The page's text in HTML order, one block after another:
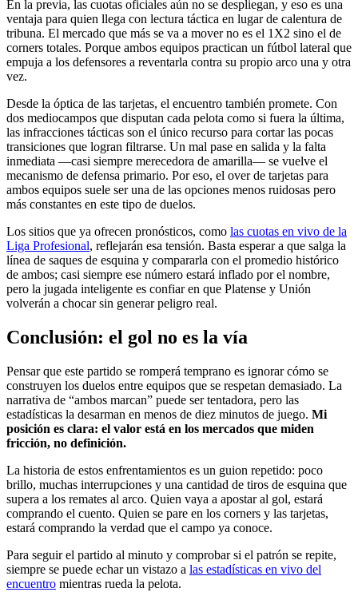
En la previa, las cuotas oficiales aún no se despliegan, y eso es una
ventaja para quien llega con lectura táctica en lugar de calentura de
tribuna. El mercado que más se va a mover no es el 1X2 sino el de
corners totales. Porque ambos equipos practican un fútbol lateral que
empuja a los defensores a reventarla contra su propio arco una y otra
vez.
Desde la óptica de las tarjetas, el encuentro también promete. Con
dos mediocampos que disputan cada pelota como si fuera la última,
las infracciones tácticas son el único recurso para cortar las pocas
transiciones que logran filtrarse. Un mal pase en salida y la falta
inmediata —casi siempre merecedora de amarilla— se vuelve el
mecanismo de defensa primario. Por eso, el over de tarjetas para
ambos equipos suele ser una de las opciones menos ruidosas pero
más constantes en este tipo de duelos.
Los sitios que ya ofrecen pronósticos, como las cuotas en vivo de la
Liga Profesional, reflejarán esa tensión. Basta esperar a que salga la
línea de saques de esquina y compararla con el promedio histórico
de ambos; casi siempre ese número estará inflado por el nombre,
pero la jugada inteligente es confiar en que Platense y Unión
volverán a chocar sin generar peligro real.
Conclusión: el gol no es la vía
Pensar que este partido se romperá temprano es ignorar cómo se
construyen los duelos entre equipos que se respetan demasiado. La
narrativa de “ambos marcan” puede ser tentadora, pero las
estadísticas la desarman en menos de diez minutos de juego. Mi
posición es clara: el valor está en los mercados que miden
fricción, no definición.
La historia de estos enfrentamientos es un guion repetido: poco
brillo, muchas interrupciones y una cantidad de tiros de esquina que
supera a los remates al arco. Quien vaya a apostar al gol, estará
comprando el cuento. Quien se pare en los corners y las tarjetas,
estará comprando la verdad que el campo ya conoce.
Para seguir el partido al minuto y comprobar si el patrón se repite,
siempre se puede echar un vistazo a las estadísticas en vivo del
encuentro mientras rueda la pelota.